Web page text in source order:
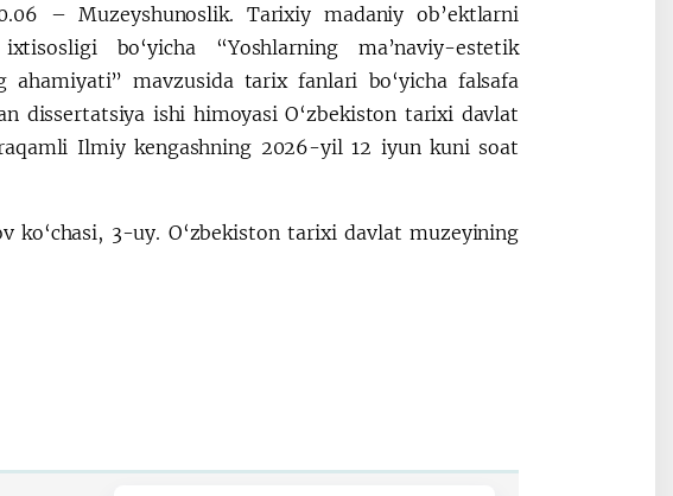
– Muzeyshunoslik. Tarixiy madaniy ob’ektlarni
bo‘yicha “Yoshlarning ma’naviy-estetik
ahamiyati” mavzusida tarix fanlari bo‘yicha falsafa
dissertatsiya ishi himoyasi O‘zbekiston tarixi davlat
Ilmiy kengashning 2026-yil 12 iyun kuni soat
ko‘chasi, 3-uy. O‘zbekiston tarixi davlat muzeyining